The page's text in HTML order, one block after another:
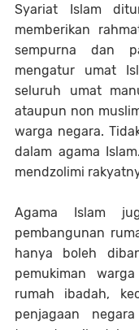
Syariat Islam
memberikan
sempurna dan
mengatur umat
seluruh umat
ataupun non
warga negara.
dalam agama
mendzolimi
Agama Islam
pembangunan
hanya boleh
pemukiman
rumah ibadah,
penjagaan